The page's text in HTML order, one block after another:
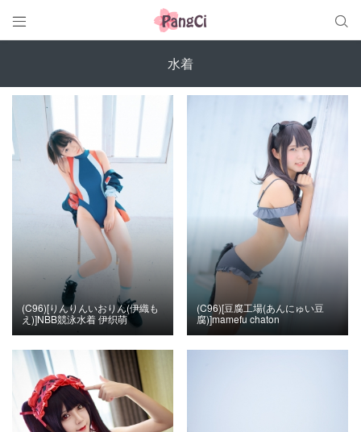
 
水着
(C96)[りんりんいおりん(伊織も
え)]NBB競泳水着 伊织萌
(C96)[豆腐工場(あんにゅい豆
腐)]mamefu chaton